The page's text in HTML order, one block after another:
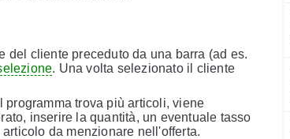
cliente preceduto da una barra (ad es.
. Una volta selezionato il cliente
trova più articoli, viene
inserire la quantità, un eventuale tasso
da menzionare nell'offerta.